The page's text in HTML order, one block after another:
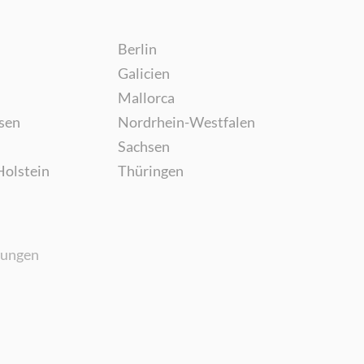
Berlin
Galicien
Mallorca
Nordrhein-Westfalen
Sachsen
Thüringen